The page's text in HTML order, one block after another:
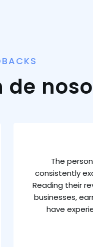
de
The
consistently
Reading their
businesses,
have